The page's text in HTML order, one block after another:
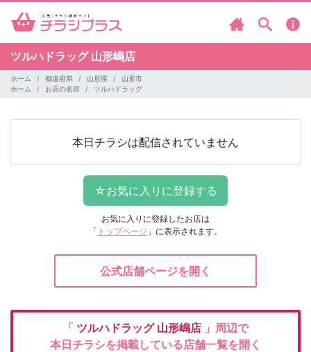
ツルハドラッグ 山形嶋店
ホーム 都道府県 山形県
山形市
ホーム
お店の名前 ツルハドラッグ
本日チラシは配信されていません
お気に入りに登録したお店は
「 トップページ 」に表示されます。
公式店舗ページを開く
「 ツルハドラッグ 山形嶋店 」周辺で
本日チラシを掲載している店舗一覧を開く